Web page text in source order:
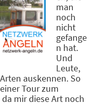
man
noch
nicht
gefange
n hat.
Und
Leute,
auskennen. So
Tour zum
mir diese Art noch